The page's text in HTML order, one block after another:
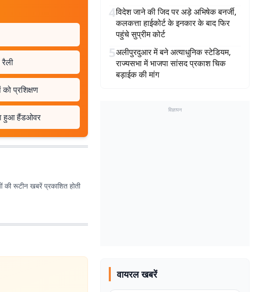
प्रशिक्षण
हुआ हैंडओवर
रूटीन खबरें प्रकाशित होती
4विदेश जाने की जिद पर अड़े अभिषेक बनर्जी,
कलकत्ता हाईकोर्ट के इनकार के बाद फिर
पहुंचे सुप्रीम कोर्ट
5अलीपुरदुआर में बने अत्याधुनिक स्टेडियम,
राज्यसभा में भाजपा सांसद प्रकाश चिक
बड़ाईक की मांग
विज्ञापन
वायरल खबरें